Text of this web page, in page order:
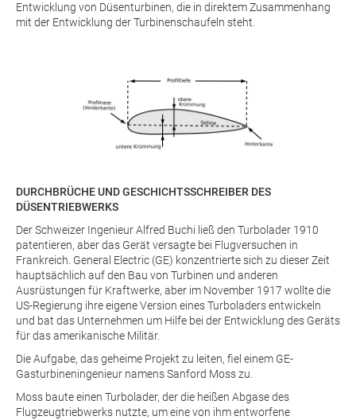
Entwicklung von Düsenturbinen, die in direktem Zusammenhang
mit der Entwicklung der Turbinenschaufeln steht.
DURCHBRÜCHE UND GESCHICHTSSCHREIBER DES
DÜSENTRIEBWERKS
Der Schweizer Ingenieur Alfred Buchi ließ den Turbolader 1910
patentieren, aber das Gerät versagte bei Flugversuchen in
Frankreich. General Electric (GE) konzentrierte sich zu dieser Zeit
hauptsächlich auf den Bau von Turbinen und anderen
Ausrüstungen für Kraftwerke, aber im November 1917 wollte die
US-Regierung ihre eigene Version eines Turboladers entwickeln
und bat das Unternehmen um Hilfe bei der Entwicklung des Geräts
für das amerikanische Militär.
Die Aufgabe, das geheime Projekt zu leiten, fiel einem GE-
Gasturbineningenieur namens Sanford Moss zu.
Moss baute einen Turbolader, der die heißen Abgase des
Flugzeugtriebwerks nutzte, um eine von ihm entworfene